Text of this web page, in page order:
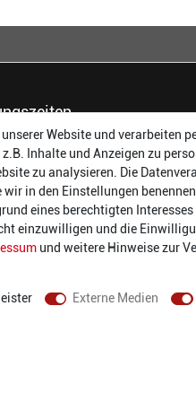
14:00 - 17:00 Uhr
14:00 - 17:00 Uhr
14:00 - 17:00 Uhr
14:00 - 17:00 Uhr
14:00 - 19:00 Uhr
10:00 - 17:00 Uhr
Website und verarbeiten
Inhalte und Anzeigen zu
zu analysieren. Die
in den Einstellungen benennen.
eines berechtigten
einzuwilligen und die
und weitere Hinweise zur
Externe Medien